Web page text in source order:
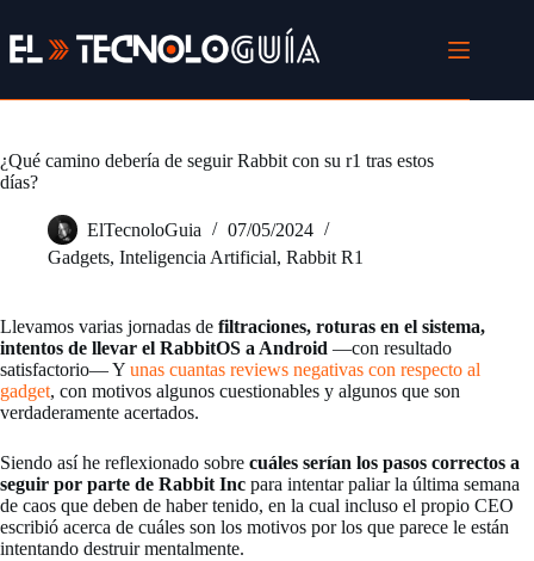
al
contenido
¿Qué camino debería de seguir Rabbit con su r1 tras estos
días?
ElTecnoloGuia
07/05/2024
Gadgets, Inteligencia Artificial, Rabbit R1
Llevamos varias jornadas de filtraciones, roturas en el sistema,
intentos de llevar el RabbitOS a Android —con resultado
satisfactorio— Y unas cuantas reviews negativas con respecto al
gadget, con motivos algunos cuestionables y algunos que son
verdaderamente acertados.
Siendo así he reflexionado sobre cuáles serían los pasos correctos a
seguir por parte de Rabbit Inc para intentar paliar la última semana
de caos que deben de haber tenido, en la cual incluso el propio CEO
escribió acerca de cuáles son los motivos por los que parece le están
intentando destruir mentalmente.